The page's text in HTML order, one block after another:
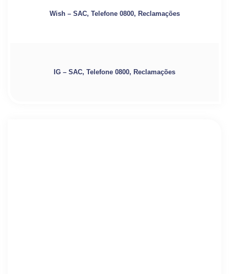
Wish – SAC, Telefone 0800, Reclamações
IG – SAC, Telefone 0800, Reclamações